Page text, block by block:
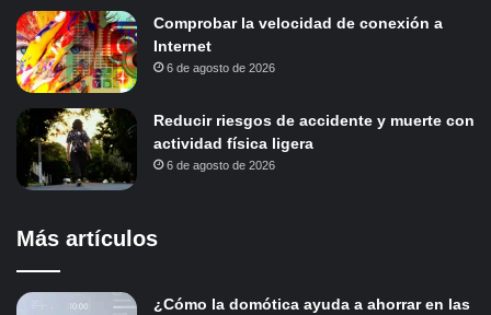
Comprobar la velocidad de conexión a
Internet
6 de agosto de 2026
Reducir riesgos de accidente y muerte con
actividad física ligera
6 de agosto de 2026
Más artículos
¿Cómo la domótica ayuda a ahorrar en las